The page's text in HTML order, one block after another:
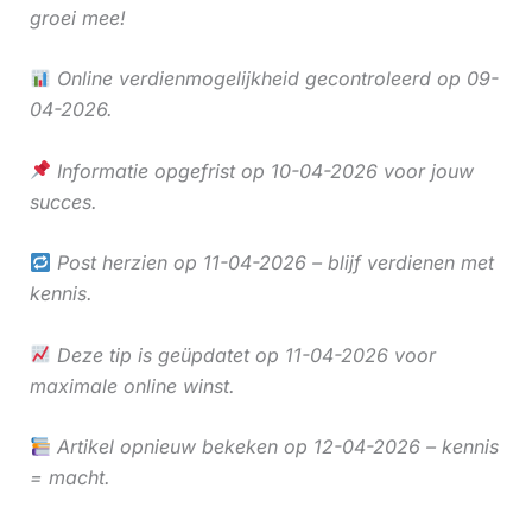
groei mee!
Online verdienmogelijkheid gecontroleerd op 09-
04-2026.
Informatie opgefrist op 10-04-2026 voor jouw
succes.
Post herzien op 11-04-2026 – blijf verdienen met
kennis.
Deze tip is geüpdatet op 11-04-2026 voor
maximale online winst.
Artikel opnieuw bekeken op 12-04-2026 – kennis
= macht.